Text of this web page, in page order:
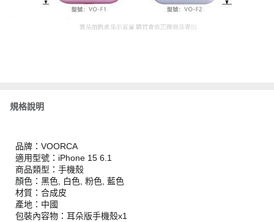
規格說明
品牌：VOORCA
適用型號：iPhone 15 6.1
商品類型：手機殼
顏色：黑色, 白色, 粉色, 藍色
材質：合成皮
產地：中國
包裝內容物：耳朵版手機殼x1